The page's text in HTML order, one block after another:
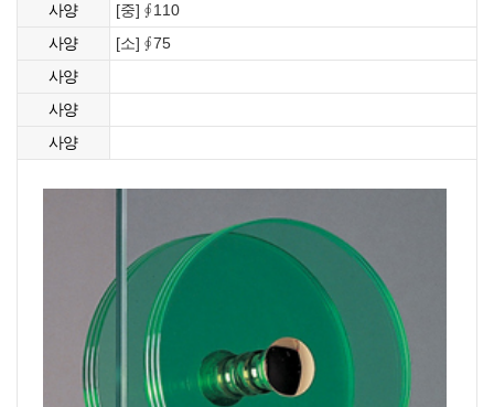
사양 [중] ∮110
사양 [소] ∮75
사양
사양
사양